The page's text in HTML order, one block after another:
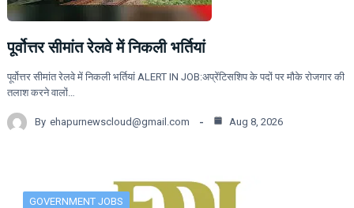
पूर्वोत्तर सीमांत रेलवे में निकली भर्तियां
पूर्वोत्तर सीमांत रेलवे में निकली भर्तियां ALERT IN JOB:अप्रेंटिसशिप के पदों पर मौके रोजगार की
तलाश करने वालों…
By ehapurnewscloud@gmail.com Aug 8, 2026
GOVERNMENT JOBS